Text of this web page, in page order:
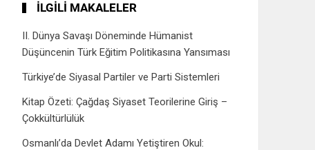
İLGILI MAKALELER
II. Dünya Savaşı Döneminde Hümanist
Düşüncenin Türk Eğitim Politikasına Yansıması
Türkiye’de Siyasal Partiler ve Parti Sistemleri
Kitap Özeti: Çağdaş Siyaset Teorilerine Giriş –
Çokkültürlülük
Osmanlı’da Devlet Adamı Yetiştiren Okul: